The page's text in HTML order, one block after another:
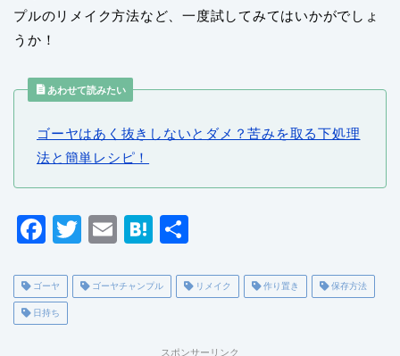
プルのリメイク方法など、一度試してみてはいかがでしょ
うか！
あわせて読みたい
ゴーヤはあく抜きしないとダメ？苦みを取る下処理
法と簡単レシピ！
F
c
e
T
tt
E
ai
H
e
a
ゴーヤ ゴーヤチャンプル リメイク 作り置き 保存方法
日持ち
スポンサーリンク